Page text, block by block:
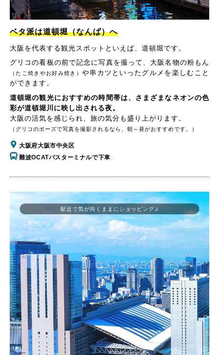
ベタ派は道頓堀（なんば）へ
大阪を代表する観光スポットといえば、道頓堀です。
グリコの看板の前で記念に写真を撮って、大阪名物の粉もん
（たこ焼きやお好み焼き） や串カツといったグルメを楽しむこと
ができます。
道頓堀の観光におすすめの時間帯は、さまざまなネオンの色
彩が道頓堀川に映し出される夜。
大阪の活気を感じられ、旅の気分も盛り上がります。
（グリコのポーズで写真を撮影されるなら、朝～昼がおすすめです。）
大阪府大阪市中央区
難波OCATバスターミナルで下車
駅近で気が向くままにショッピング♫